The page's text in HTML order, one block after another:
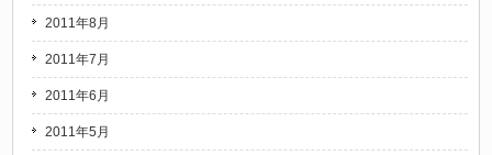
2011年8月
2011年7月
2011年6月
2011年5月